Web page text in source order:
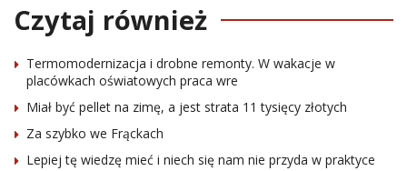
Czytaj również
Termomodernizacja i drobne remonty. W wakacje w
placówkach oświatowych praca wre
Miał być pellet na zimę, a jest strata 11 tysięcy złotych
Za szybko we Frąckach
Lepiej tę wiedzę mieć i niech się nam nie przyda w praktyce